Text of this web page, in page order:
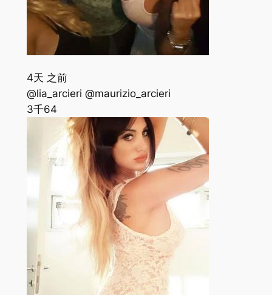
4天 之前
@lia_arcieri @maurizio_arcieri
3千64